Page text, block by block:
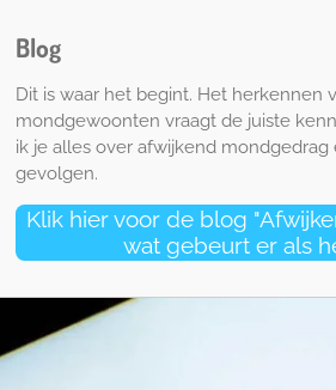
Blog
Dit is waar het begint. Het herkennen
mondgewoonten vraagt de juiste
ik je alles over afwijkend
gevolgen.
Klik hier voor de blog
wat gebeurt er als